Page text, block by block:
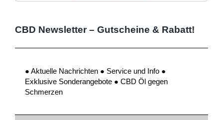
CBD Newsletter – Gutscheine & Rabatt!
● Aktuelle Nachrichten ● Service und Info ●
Exklusive Sonderangebote ● CBD Öl gegen
Schmerzen